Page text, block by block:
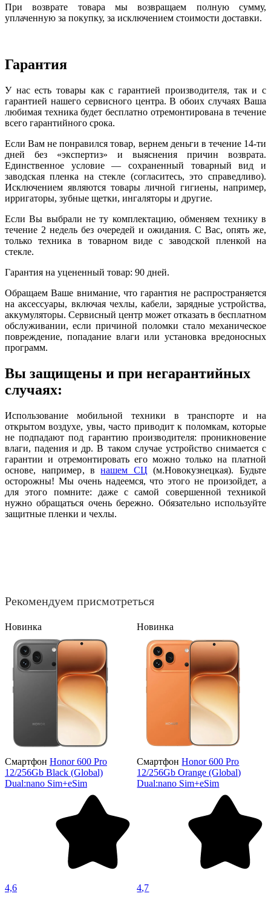
При возврате товара мы возвращаем полную сумму,
уплаченную за покупку, за исключением стоимости доставки.
Гарантия
У нас есть товары как с гарантией производителя, так и с
гарантией нашего сервисного центра. В обоих случаях Ваша
любимая техника будет бесплатно отремонтирована в течение
всего гарантийного срока.
Если Вам не понравился товар, вернем деньги в течение 14-ти
дней без «экспертиз» и выяснения причин возврата.
Единственное условие — сохраненный товарный вид и
заводская пленка на стекле (согласитесь, это справедливо).
Исключением являются товары личной гигиены, например,
ирригаторы, зубные щетки, ингаляторы и другие.
Если Вы выбрали не ту комплектацию, обменяем технику в
течение 2 недель без очередей и ожидания. С Вас, опять же,
только техника в товарном виде с заводской пленкой на
стекле.
Гарантия на уцененный товар: 90 дней.
Обращаем Ваше внимание, что гарантия не распространяется
на аксессуары, включая чехлы, кабели, зарядные устройства,
аккумуляторы. Сервисный центр может отказать в бесплатном
обслуживании, если причиной поломки стало механическое
повреждение, попадание влаги или установка вредоносных
программ.
Вы защищены и при негарантийных
случаях:
Использование мобильной техники в транспорте и на
открытом воздухе, увы, часто приводит к поломкам, которые
не подпадают под гарантию производителя: проникновение
влаги, падения и др. В таком случае устройство снимается с
гарантии и отремонтировать его можно только на платной
основе, например, внашем СЦ (м.Новокузнецкая). Будьте
осторожны! Мы очень надеемся, что этого не произойдет, а
для этого помните: даже с самой совершенной техникой
нужно обращаться очень бережно. Обязательно используйте
защитные пленки и чехлы.
Рекомендуем присмотреться
Новинка
Смартфон Honor 600 Pro
12/256Gb Black (Global)
Dual:nano Sim+eSim
4,6
Новинка
Смартфон Honor 600 Pro
12/256Gb Orange (Global)
Dual:nano Sim+eSim
4,7